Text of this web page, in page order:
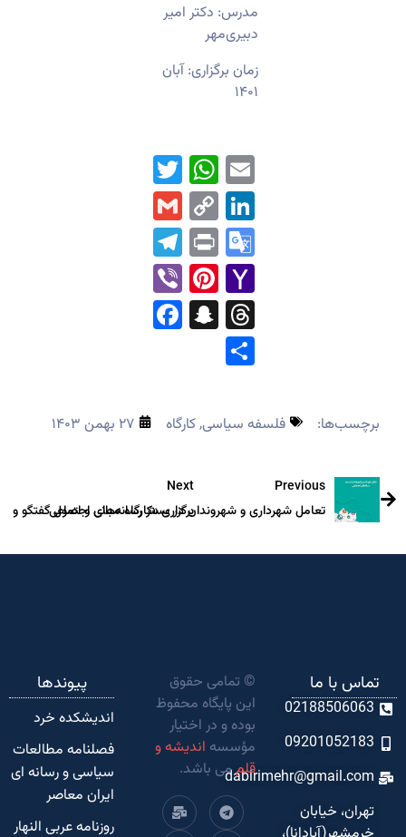
مدرس: دکتر امیر
دبیری‌مهر
زمان برگزاری: آبان
۱۴۰۱
Email
WhatsApp
Twitter
LinkedIn
Copy
Link
Gmail
Google
Translate
Print
Telegram
Yahoo
Mail
Pinterest
Viber
Threads
Snapchat
Facebook
Share
برچسب‌ها: فلسفه سیاسی,کارگاه ۲۷ بهمن ۱۴۰۳
Previous
تعامل شهرداری و شهروندان در بستر رسانه‌های اجتماعی
Next
برگزاری «کارگاه مبانی و اصول گفتگو و
تماس با ما
02188506063
09201052183
dabirimehr@gmail.com
تهران، خیابان
© تمامی حقوق
این پایگاه محفوظ
بوده و در اختیار
مؤسسه اندیشه و
قلممی باشد.
پیوندها
اندیشکده‌ خرد
فصلنامه مطالعات
سیاسی و رسانه ای
ایران معاصر
روزنامه عربی النهار